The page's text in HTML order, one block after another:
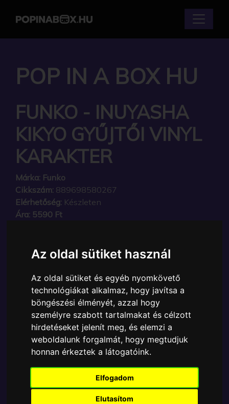
Az oldal sütiket használ
Az oldal sütiket és egyéb nyomkövető
technológiákat alkalmaz, hogy javítsa a
böngészési élményét, azzal hogy
személyre szabott tartalmakat és célzott
hirdetéseket jelenít meg, és elemzi a
weboldalunk forgalmát, hogy megtudjuk
honnan érkeztek a látogatóink.
Elfogadom
Elutasítom
POP IN A BOX HU
FUNKO - INUYASHA
KIKYO GYŰJTŐI VINYL
KARAKTER
Márka: Funko
Cikkszám: 889698580267
Elérhetőség: Készleten
Ára: 5590 Ft
terméke a Funko - Inuyasha Kikyo gyűjtői vinyl
karakter, amely ablakos csomagolásban azaz - POP
TOVÁBB A VÁSÁRLÁSRA
Tetszik? Osszd meg másokkal!